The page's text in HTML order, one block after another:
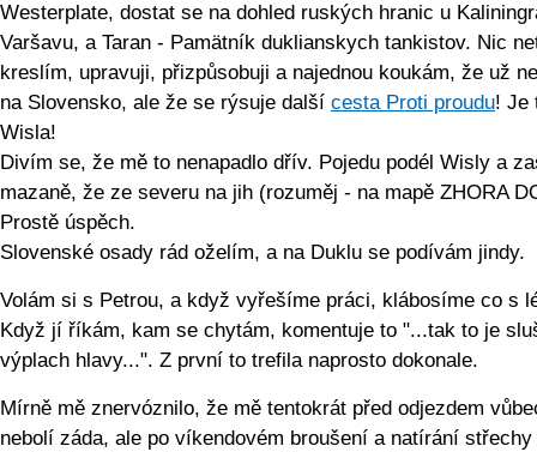
Westerplate, dostat se na dohled ruských hranic u
Varšavu, a Taran - Pamätník duklianskych tankistov. Nic
kreslím, upravuji, přizpůsobuji a najednou koukám, že už
na Slovensko, ale že se rýsuje další cesta Proti proudu! Je
Wisla!
Divím se, že mě to nenapadlo dřív. Pojedu podél Wisly a
mazaně, že ze severu na jih (rozuměj - na mapě ZHORA
Prostě úspěch.
Slovenské osady rád oželím, a na Duklu se podívám jindy.
Volám si s Petrou, a když vyřešíme práci, klábosíme co s
Když jí říkám, kam se chytám, komentuje to "...tak to je
výplach hlavy...". Z první to trefila naprosto dokonale.
Mírně mě znervóznilo, že mě tentokrát před odjezdem
nebolí záda, ale po víkendovém broušení a natírání střechy